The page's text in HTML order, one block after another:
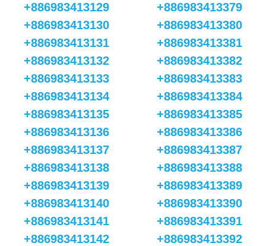
+886983413129
+886983413130
+886983413131
+886983413132
+886983413133
+886983413134
+886983413135
+886983413136
+886983413137
+886983413138
+886983413139
+886983413140
+886983413141
+886983413142
+886983413379
+886983413380
+886983413381
+886983413382
+886983413383
+886983413384
+886983413385
+886983413386
+886983413387
+886983413388
+886983413389
+886983413390
+886983413391
+886983413392